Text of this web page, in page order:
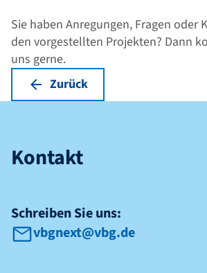
Sie haben Anregungen, Fragen oder
den vorgestellten Projekten? Dann
uns gerne.
Zurück
Kontakt
Schreiben Sie uns:
vbgnext@vbg.de